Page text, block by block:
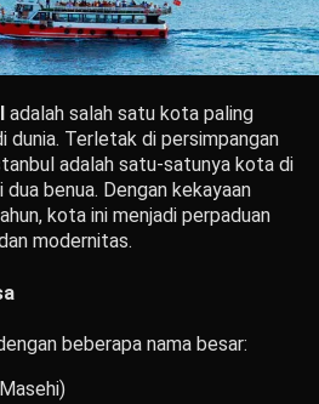
adalah salah satu kota paling
dunia. Terletak di persimpangan
adalah satu-satunya kota di
benua. Dengan kekayaan
kota ini menjadi perpaduan
modernitas.
beberapa nama besar: